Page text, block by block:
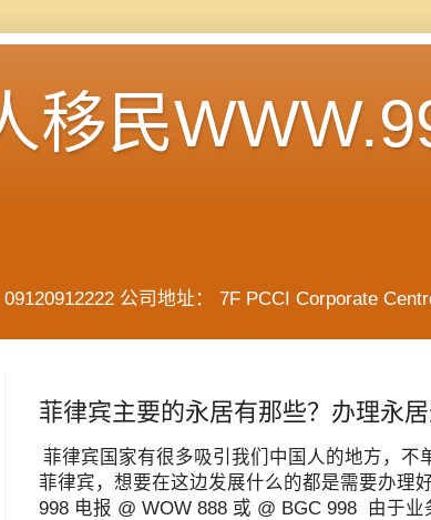
移民
公司地址： 7F PCCI Corporate
菲律宾主要的永居有那些？办理永
菲律宾国家有很多吸引我们中国人的地方，
菲律宾，想要在这边发展什么的都是需要办理
998 电报 @ WOW 888 或 @ BGC 998 由于